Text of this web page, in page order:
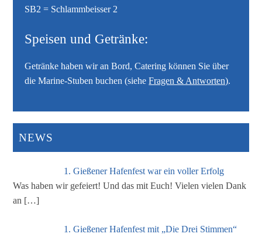
SB2 = Schlammbeisser 2
Speisen und Getränke:
Getränke haben wir an Bord, Catering können Sie über
die Marine-Stuben buchen (sieheFragen & Antworten).
NEWS
1. Gießener Hafenfest war ein voller Erfolg
Was haben wir gefeiert! Und das mit Euch! Vielen vielen Dank
an […]
1. Gießener Hafenfest mit „Die Drei Stimmen“